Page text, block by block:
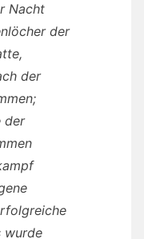
Nacht
der
der
der
wurde